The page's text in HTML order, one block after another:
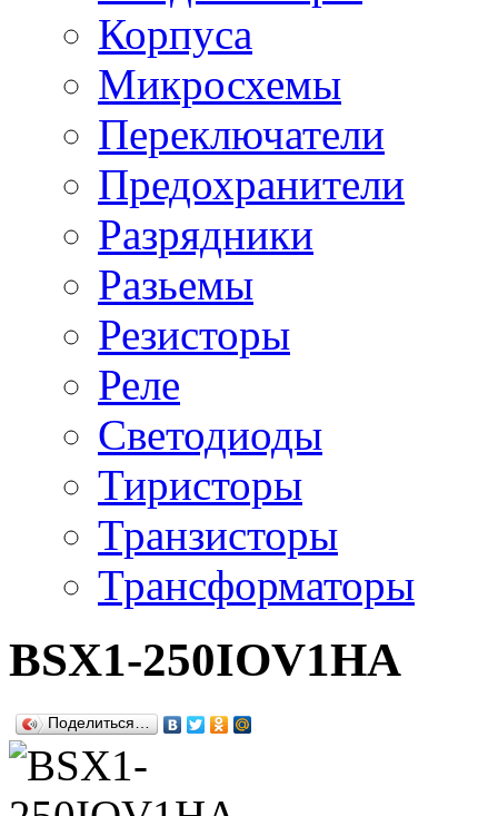
Корпуса
Микросхемы
Переключатели
Предохранители
Разрядники
Разьемы
Резисторы
Реле
Светодиоды
Тиристоры
Транзисторы
Трансформаторы
BSX1-250IOV1HA
Поделиться…